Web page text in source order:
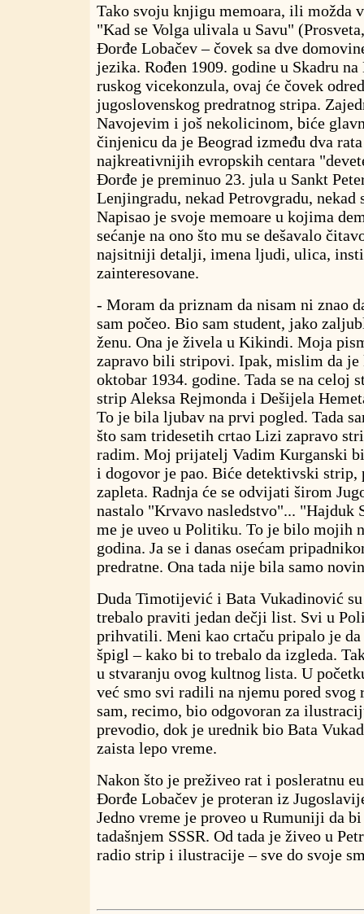
Tako svoju knjigu memoara, ili možda
"Kad se Volga ulivala u Savu"
Đorđe Lobačev – čovek sa dve
jezika. Rođen 1909. godine u Skadru
ruskog vicekonzula, ovaj će čovek
jugoslovenskog predratnog stripa.
Navojevim i još nekolicinom, biće
činjenicu da je Beograd između dva
najkreativnijih evropskih centara
Đorđe je preminuo 23. jula u Sankt
Lenjingradu, nekad Petrovgradu, nekad
Napisao je svoje memoare u kojima
sećanje na ono što mu se dešavalo
najsitniji detalji, imena ljudi, ulica,
zainteresovane.
- Moram da priznam da nisam ni znao
sam počeo. Bio sam student, jako
ženu. Ona je živela u Kikindi. Moja
zapravo bili stripovi. Ipak, mislim da je
oktobar 1934. godine. Tada se na celoj
strip Aleksa Rejmonda i Dešijela
To je bila ljubav na prvi pogled. Tada
što sam tridesetih crtao Lizi zapravo
radim. Moj prijatelj Vadim Kurganski
i dogovor je pao. Biće detektivski
zapleta. Radnja će se odvijati širom
nastalo "Krvavo nasledstvo"... "Hajduk
me je uveo u Politiku. To je bilo mojih
godina. Ja se i danas osećam
predratne. Ona tada nije bila samo
Duda Timotijević i Bata Vukadinović
trebalo praviti jedan dečji list. Svi u
prihvatili. Meni kao crtaču pripalo je
špigl – kako bi to trebalo da izgleda.
u stvaranju ovog kultnog lista. U
već smo svi radili na njemu pored svog
sam, recimo, bio odgovoran za
prevodio, dok je urednik bio Bata
zaista lepo vreme.
Nakon što je preživeo rat i posleratnu
Đorđe Lobačev je proteran iz
Jedno vreme je proveo u Rumuniji da
tadašnjem SSSR. Od tada je živeo u
radio strip i ilustracije – sve do svoje